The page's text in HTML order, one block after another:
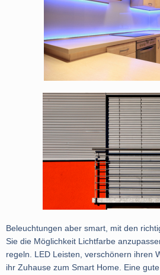
Beleuchtungen aber smart, mit den
Sie die Möglichkeit Lichtfarbe
regeln. LED Leisten, verschönern ihren
ihr Zuhause zum Smart Home. Eine